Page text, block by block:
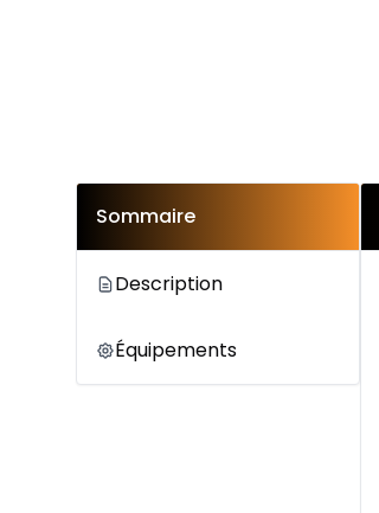
Sommaire
Description
Équipements